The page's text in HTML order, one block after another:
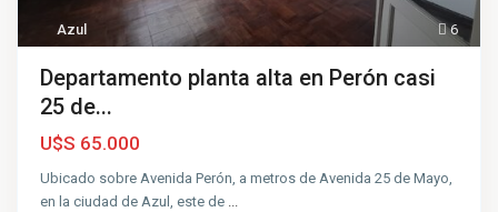
6
Azul
Departamento planta alta en Perón casi
25 de...
U$S 65.000
Ubicado sobre Avenida Perón, a metros de Avenida 25 de Mayo,
en la ciudad de Azul, este de ...